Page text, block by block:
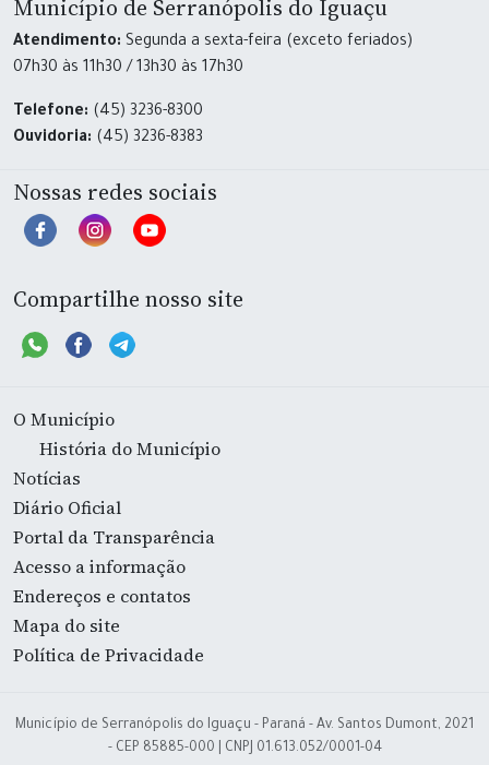
Município de Serranópolis do Iguaçu
Atendimento: Segunda a sexta-feira (exceto feriados)
07h30 às 11h30 / 13h30 às 17h30
Telefone: (45) 3236-8300
Ouvidoria: (45) 3236-8383
Nossas redes sociais
Compartilhe nosso site
O Município
História do Município
Notícias
Diário Oficial
Portal da Transparência
Acesso a informação
Endereços e contatos
Mapa do site
Política de Privacidade
Município de Serranópolis do Iguaçu - Paraná - Av. Santos Dumont, 2021
- CEP 85885-000 | CNPJ 01.613.052/0001-04